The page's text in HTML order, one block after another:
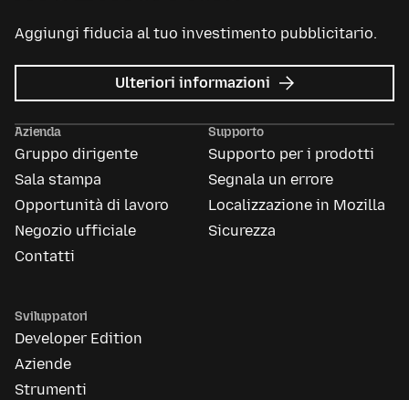
Aggiungi fiducia al tuo investimento pubblicitario.
Ulteriori informazioni su
Mozilla
Azienda
Gruppo dirigente
Sala stampa
Opportunità di lavoro
Negozio ufficiale
Contatti
Supporto
Supporto per i prodotti
Segnala un errore
Localizzazione in Mozilla
Sicurezza
Sviluppatori
Developer Edition
Aziende
Strumenti